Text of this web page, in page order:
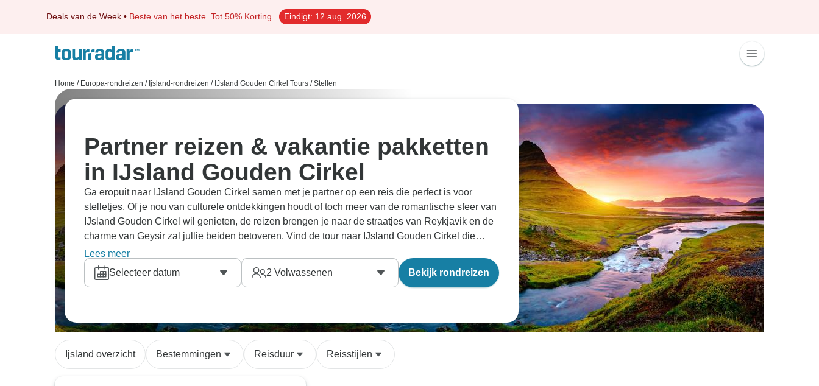
Deals van de Week • Beste van het beste Tot 50% Korting Eindigt: 12 aug. 2026
Home / Europa-rondreizen / Ijsland-rondreizen / IJsland Gouden Cirkel Tours / Stellen
Partner reizen & vakantie pakketten
in IJsland Gouden Cirkel
Ga eropuit naar IJsland Gouden Cirkel samen met je partner op een reis die perfect is voor
stelletjes. Of je nou van culturele ontdekkingen houdt of toch meer van de romantische sfeer van
IJsland Gouden Cirkel wil genieten, de reizen brengen je naar de straatjes van Reykjavik en de
charme van Geysir zal jullie beiden betoveren. Vind de tour naar IJsland Gouden Cirkel die
perfect is voor jullie tweetjes, reis samen en bekijk de wereld van dichtbij. Onze reisexperts
hebben alle tours doorzocht en hebben handmatig de beste
partner avontuurlijke reizen
gekozen.
Lees meer
Selecteer datum
2 Volwassenen Bekijk rondreizen
Ijsland overzicht Bestemmingen Reisduur Reisstijlen